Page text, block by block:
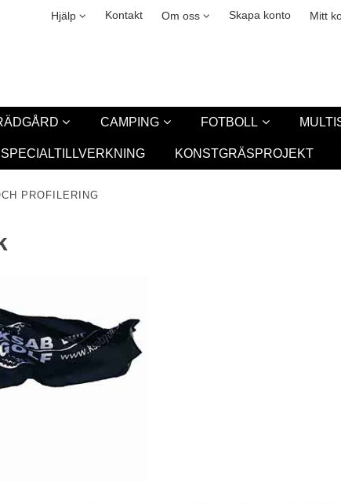
Hjälp
& Cookies Kontakt Om oss
Leasing Skapa konto Mitt
CAMPING FOTBOLL
SPECIALTILLVERKNING KONSTGRÄSPROJEKT
PROFILERING